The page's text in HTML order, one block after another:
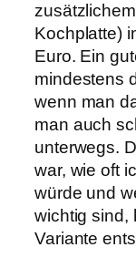
Kochplatte)
Euro. Ein
mindestens
wenn man
man auch
unterwegs.
war, wie oft
würde und
wichtig sind,
Variante